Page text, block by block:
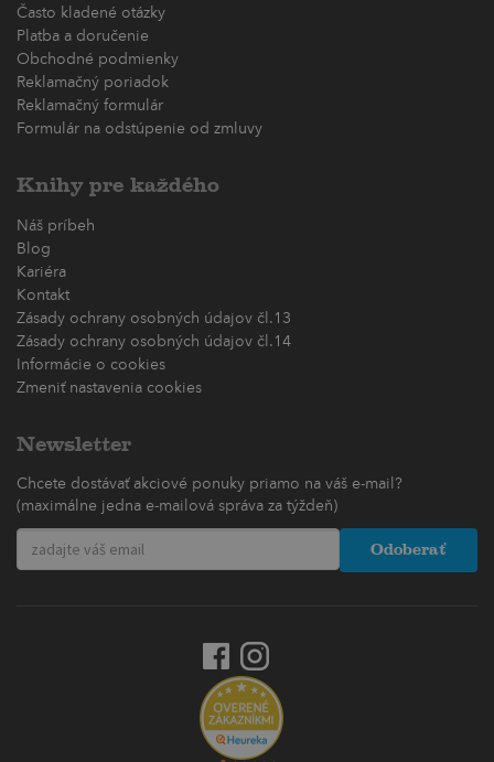
Často kladené otázky
Platba a doručenie
Obchodné podmienky
Reklamačný poriadok
Reklamačný formulár
Formulár na odstúpenie od zmluvy
Knihy pre každého
Náš príbeh
Blog
Kariéra
Kontakt
Zásady ochrany osobných údajov čl.13
Zásady ochrany osobných údajov čl.14
Informácie o cookies
Zmeniť nastavenia cookies
Newsletter
Chcete dostávať akciové ponuky priamo na váš e-mail?
(maximálne jedna e-mailová správa za týždeň)
Odoberať